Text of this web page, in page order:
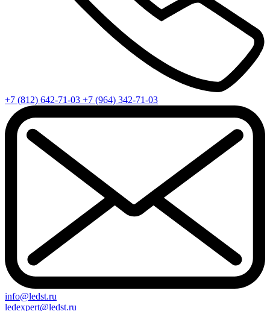
+7 (812) 642-71-03 +7 (964) 342-71-03
info@ledst.ru
ledexpert@ledst.ru